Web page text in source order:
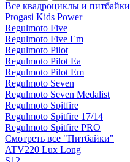
Все квадроциклы и питбайки
Progasi Kids Power
Regulmoto Five
Regulmoto Five Em
Regulmoto Pilot
Regulmoto Pilot Ea
Regulmoto Pilot Em
Regulmoto Seven
Regulmoto Seven Medalist
Regulmoto Spitfire
Regulmoto Spitfire 17/14
Regulmoto Spitfire PRO
Смотреть все "Питбайки"
ATV220 Lux Long